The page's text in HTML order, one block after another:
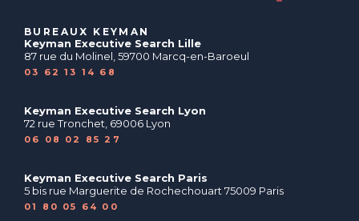
BUREAUX KEYMAN
Keyman Executive Search Lille
87 rue du Molinel, 59700 Marcq-en-Baroeul
03 62 13 14 68
Keyman Executive Search Lyon
72 rue Tronchet, 69006 Lyon
06 08 02 85 27
Keyman Executive Search Paris
5 bis rue Marguerite de Rochechouart 75009 Paris
01 80 05 64 00